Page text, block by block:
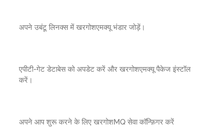
अपने उबंटू लिनक्स में खरगोशएमक्यू भंडार जोड़ें।
एपीटी-गेट डेटाबेस को अपडेट करें और खरगोशएमक्यू पैकेज इंस्टॉल
करें।
अपने आप शुरू करने के लिए खरगोशMQ सेवा कॉन्फ़िगर करें